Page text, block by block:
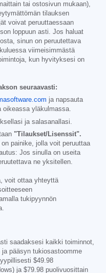
tai ostosivun mukaan),
tilauksen
voivat peruuttaessaan
loppuun asti. Jos haluat
sinun on peruutettava
viimeisimmästä
kun hyvityksesi on
seuraavasti:
ja napsauta
oikeassa yläkulmassa.
ja salasanallasi.
"Tilaukset/Lisenssit".
painike, jolla voit peruuttaa
Jos sinulla on useita
ne yksitellen.
voit ottaa yhteyttä
tukipyynnön
saadaksesi kaikki toiminnot,
pääsyn tukiosastoomme
$49.98
ja $79.98 puolivuosittain